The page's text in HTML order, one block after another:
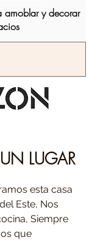
amoblar y decorar
LUGAR
esta casa
Este, Nos
Siempre
que